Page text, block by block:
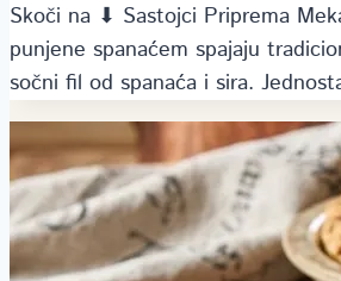
Skoči na ⬇ Sastojci Priprema
punjene spanaćem spajaju
sočni fil od spanaća i sira.